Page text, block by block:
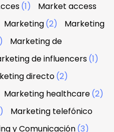
(1)
Market access
Marketing(2)
Marketing
Marketing de
de influencers(1)
directo(2)
Marketing healthcare(2)
Marketing telefónico
y Comunicación(3)